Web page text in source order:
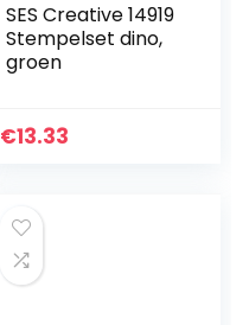
SES Creative 14919
Stempelset dino,
groen
€13.33